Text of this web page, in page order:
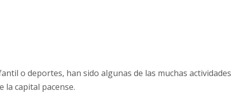
o deportes, han sido algunas de las muchas actividades
la capital pacense.